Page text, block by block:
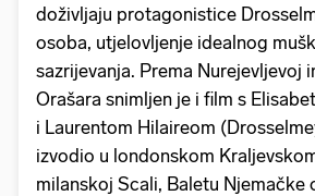
doživljaju protagonistice
osoba, utjelovljenje idealnog
sazrijevanja. Prema Nurejevljevoj
Orašara snimljen je i film s
i Laurentom Hilaireom
izvodio u londonskom
milanskoj Scali, Baletu Njemačke